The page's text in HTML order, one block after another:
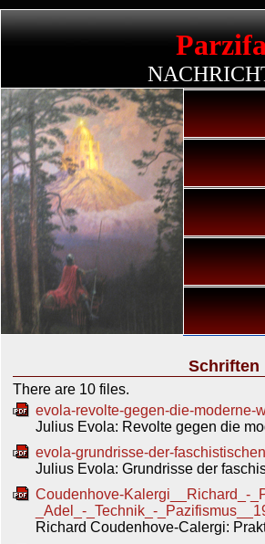
Schriften
There are 10 files.
evola-revolte-gegen-die-moderne-
Julius Evola: Revolte gegen die
evola-grundrisse-der-
Julius Evola: Grundrisse der
Coudenhove-Kalergi__Richard_-
_Adel_-_Technik_-
Richard Coudenhove-Calergi: